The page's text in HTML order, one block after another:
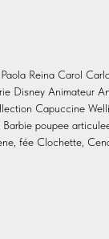
Reina Carol
Disney Animateur
Capuccine
poupee
fée Clochette,